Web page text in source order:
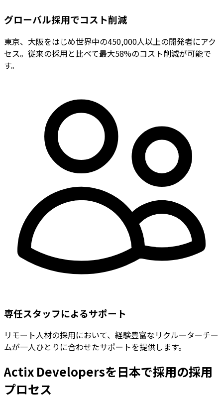
グローバル採用でコスト削減
東京、大阪をはじめ世界中の450,000人以上の開発者にアク
セス。従来の採用と比べて最大58%のコスト削減が可能で
す。
専任スタッフによるサポート
リモート人材の採用において、経験豊富なリクルーターチー
ムが一人ひとりに合わせたサポートを提供します。
Actix Developersを日本で採用の採用
プロセス